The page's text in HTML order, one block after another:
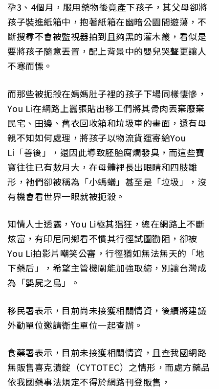
孕3、4個月，服用藥物後竟產下孩子，其父母卻將
孩子裝進紙箱中，抱著紙箱在幽暗公園間遊蕩，不
斷搜尋不會被監視器拍到且夠黑的灌木叢，看似是
要將孩子隨意丟置，配上背景中的嬰兒哭聲更讓人
不寒而慄。
而那些被扼殺在媽媽肚子裡的孩子下場同樣悽慘，
You Li在網路上囂張貼出移工們將其骨肉丟棄廢棄
民宅、田邊、舊衣回收箱和垃圾車的畫面，還有母
親不知如何處理，將孩子以物流貨運寄給You
Li「善後」，還因此導致胚胎腐爛發臭，而這些寶
寶往往已有數月大，在母體裡長出眼睛和四肢雛
形，祂們卻被稱為「小螞蟻」甚至是「垃圾」，沒
有機會看世界一眼就被扼殺。
知情人士透露，You Li極其猖狂，總在網路上不斷
炫富，有印尼同鄉看不慣其行徑試圖勸阻，卻被
You Li拍影片嘲笑公審，行徑猶如無法無天的「地
下藥后」，希望主管機關能加強取締，別讓台灣成
為「嬰屍之島」。
移民署表示，目前尚未接獲相關情資，後續將建議
外勤單位邀請衛生單位一起查辦。
食藥署表示，目前未接獲相關情資，且查我國網路
無販售喜克潰錠（CYTOTEC）之情形，而處方藥品
依我國藥事法規定不得於網路刊登販售，